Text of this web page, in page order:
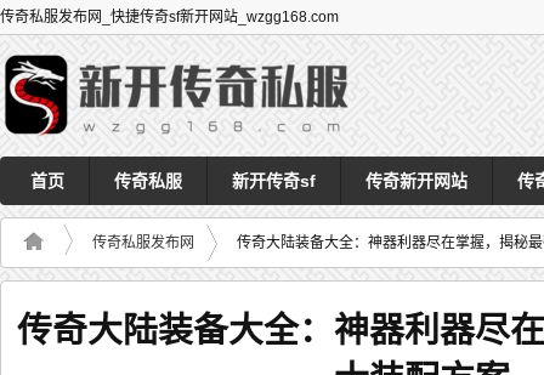
传奇私服发布网_快捷传奇sf新开网站_wzgg168.com
首页 传奇私服 新开传奇sf 传奇新开网站 传
传奇私服发布网 传奇大陆装备大全：神器利器尽在掌握，揭秘
传奇大陆装备大全：神器利器尽